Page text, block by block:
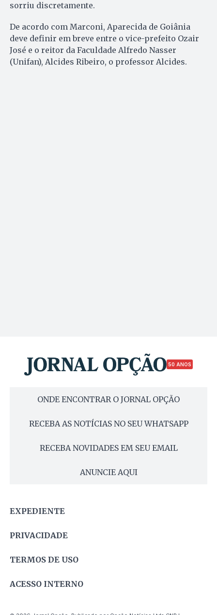
sorriu discretamente.
De acordo com Marconi, Aparecida de Goiânia
deve definir em breve entre o vice-prefeito Ozair
José e o reitor da Faculdade Alfredo Nasser
(Unifan), Alcides Ribeiro, o professor Alcides.
50 ANOS
ONDE ENCONTRAR O JORNAL OPÇÃO
RECEBA AS NOTÍCIAS NO SEU WHATSAPP
RECEBA NOVIDADES EM SEU EMAIL
ANUNCIE AQUI
EXPEDIENTE
PRIVACIDADE
TERMOS DE USO
ACESSO INTERNO